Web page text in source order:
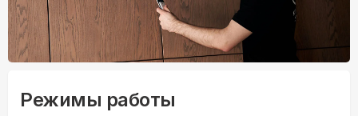
Режимы работы